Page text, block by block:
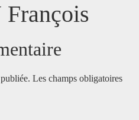
Les champs obligatoires